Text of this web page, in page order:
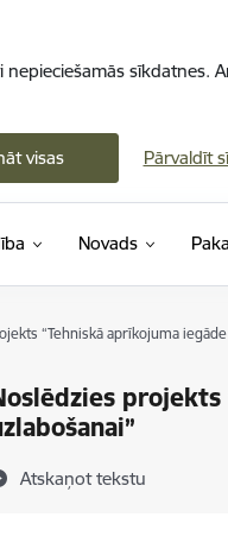
visas Pārvaldīt
Novads
“Tehniskā aprīkojuma
Atskaņot tekstu